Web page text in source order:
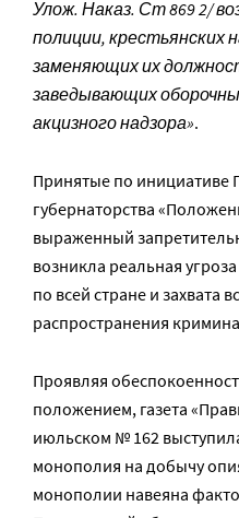
Улож. Наказ. Ст 869 2/
полиции, крестьянских
заменяющих их
заведывающих
акцизного надзора».
Принятые по инициативе
губернаторства
выраженный
возникла реальная
по всей стране и захвата
распространения
Проявляя
положением, газета
июльском № 162
монополия на добычу
монополии навеяна